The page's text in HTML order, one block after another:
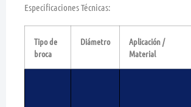
Especificaciones Técnicas:
Tipo de
broca
Diámetro
Aplicación /
Material